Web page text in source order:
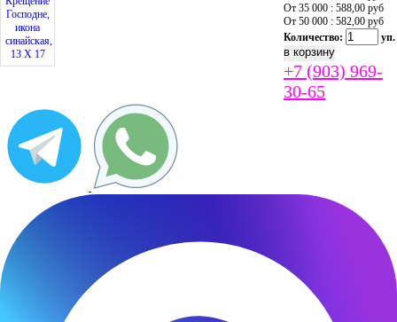
От 35 000 : 588,00 руб
От 50 000 : 582,00 руб
Количество:
уп.
+7 (903) 969-
30-65